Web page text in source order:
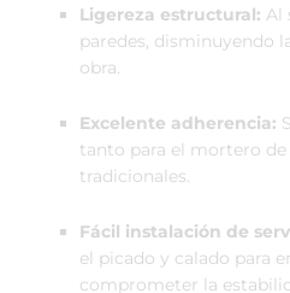
Ligereza estructural: Al
paredes, disminuyendo
obra.
Excelente adherencia:
tanto para el mortero
tradicionales.
Fácil instalación de
el picado y calado para
comprometer la